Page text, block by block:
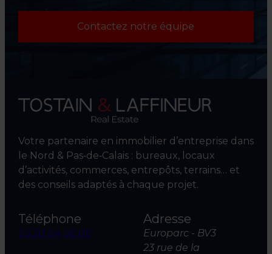
Contactez notre équipe
Votre partenaire en immobilier d’entreprise dans
le Nord & Pas‑de‑Calais : bureaux, locaux
d’activités, commerces, entrepôts, terrains… et
des conseils adaptés à chaque projet.
Téléphone
03 20 04 06 00
Adresse
Europarc - BV3
23 rue de la